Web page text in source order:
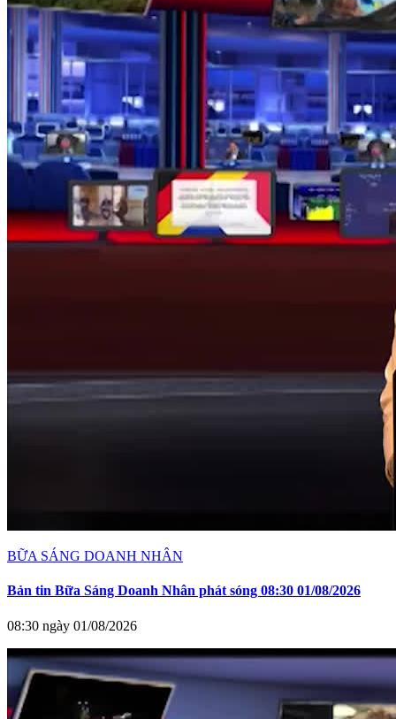
BỮA SÁNG DOANH NHÂN
Bản tin Bữa Sáng Doanh Nhân phát sóng 08:30 01/08/2026
08:30 ngày 01/08/2026